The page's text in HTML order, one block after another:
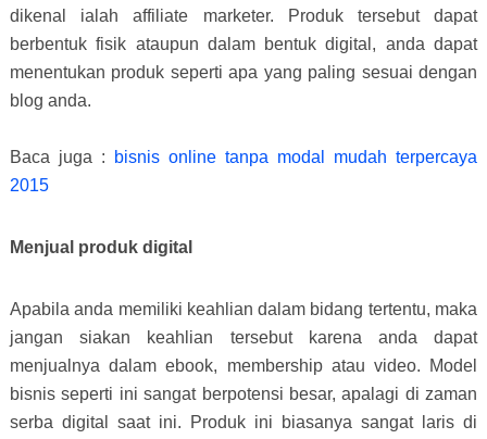
dikenal ialah affiliate marketer. Produk tersebut dapat
berbentuk fisik ataupun dalam bentuk digital, anda dapat
menentukan produk seperti apa yang paling sesuai dengan
blog anda.
Baca juga :
bisnis online tanpa modal mudah terpercaya
2015
Menjual produk digital
Apabila anda memiliki keahlian dalam bidang tertentu, maka
jangan siakan keahlian tersebut karena anda dapat
menjualnya dalam ebook, membership atau video. Model
bisnis seperti ini sangat berpotensi besar, apalagi di zaman
serba digital saat ini. Produk ini biasanya sangat laris di